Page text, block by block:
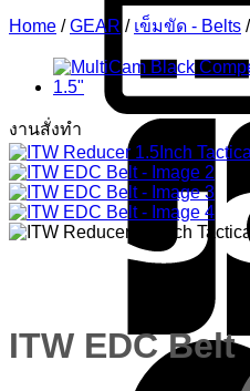
Home / GEAR / เข็มขัด - Belts /
งานสั่งทำ
ITW EDC Belt